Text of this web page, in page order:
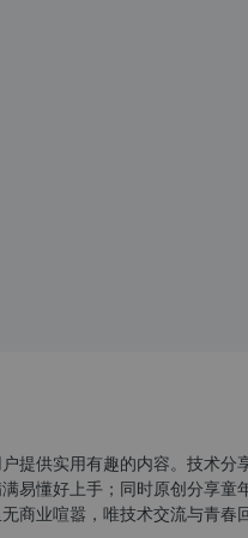
提供实用有趣的内容。技术分
易懂好上手；同时原创分享童
商业喧嚣，唯技术交流与青春